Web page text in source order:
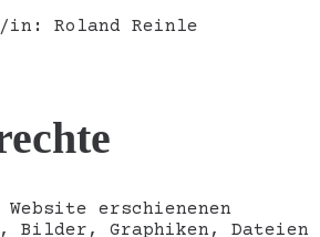
in: Roland Reinle
erschienenen
Bilder, Graphiken, Dateien